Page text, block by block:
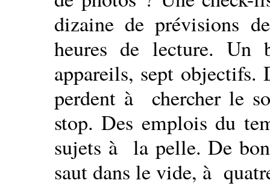
dizaine de prévisions
heures de lecture. Un
appareils, sept objectifs.
perdent à chercher le
stop. Des emplois du
sujets à la pelle. De
saut dans le vide, à